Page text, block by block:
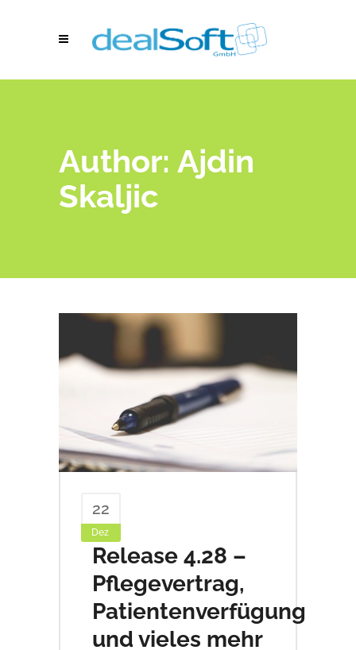
Author: Ajdin
Skaljic
22
Dez
Release 4.28 –
Pflegevertrag,
Patientenverfügung
und vieles mehr